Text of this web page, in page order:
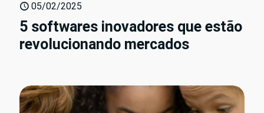
05/02/2025
5 softwares inovadores que estão
revolucionando mercados